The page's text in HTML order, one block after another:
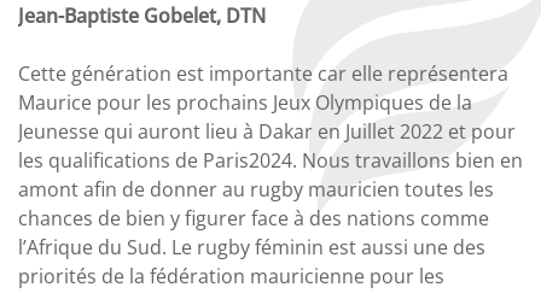
Jean-Baptiste Gobelet, DTN
Cette génération est importante car elle représentera
Maurice pour les prochains Jeux Olympiques de la
Jeunesse qui auront lieu à Dakar en Juillet 2022 et pour
les qualifications de Paris2024. Nous travaillons bien en
amont afin de donner au rugby mauricien toutes les
chances de bien y figurer face à des nations comme
l’Afrique du Sud. Le rugby féminin est aussi une des
priorités de la fédération mauricienne pour les